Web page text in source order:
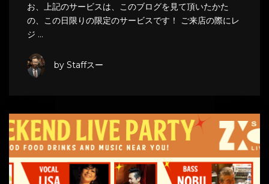
お、上記のサービスは、このブログを見て頂いたかた
の、この日限りの限定のサービスです！ ご来店の際にレ
ジ …
by Staffスー